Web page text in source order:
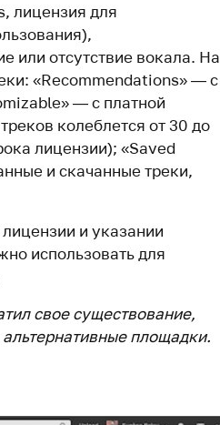
лицензия для
или отсутствие вокала. На
«Recommendations» — с
— с платной
колеблется от 30 до
лицензии); «Saved
и скачанные треки,
и указании
использовать для
свое существование,
площадки.